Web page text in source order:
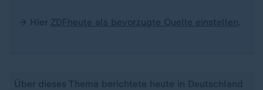
→ Hier ZDFheute als bevorzugte Quelle einstellen.
Über dieses Thema berichtete heute in Deutschland